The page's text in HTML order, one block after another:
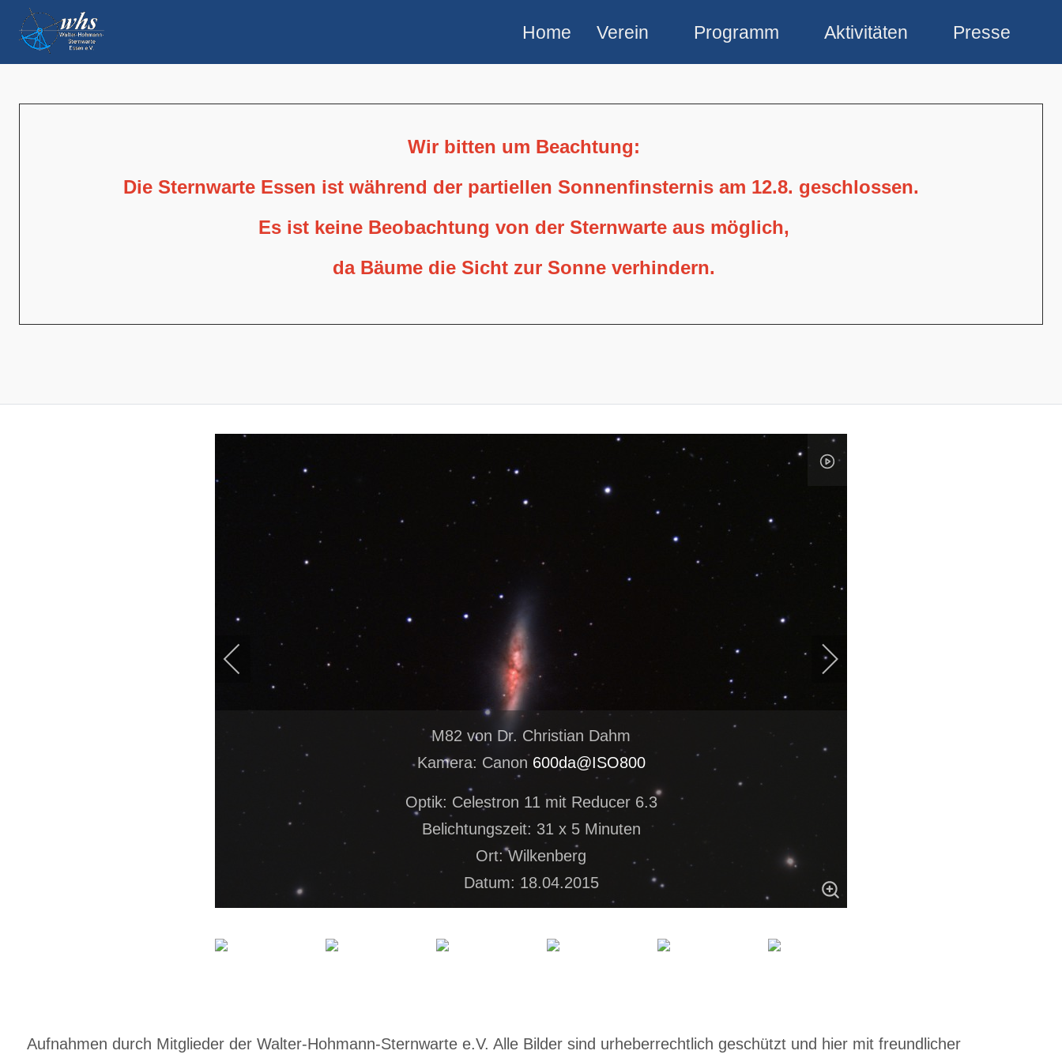
Home Verein Programm Aktivitäten Presse
Wir bitten um Beachtung:
Die Sternwarte Essen ist während der partiellen Sonnenfinsternis am 12.8. geschlossen.
Es ist keine Beobachtung von der Sternwarte aus möglich,
da Bäume die Sicht zur Sonne verhindern.
M82 von Dr. Christian Dahm
Kamera: Canon 600da@ISO800
Optik: Celestron 11 mit Reducer 6.3
Belichtungszeit: 31 x 5 Minuten
Ort: Wilkenberg
Datum: 18.04.2015
Aufnahmen durch Mitglieder der Walter-Hohmann-Sternwarte e.V. Alle Bilder sind urheberrechtlich geschützt und hier mit freundlicher